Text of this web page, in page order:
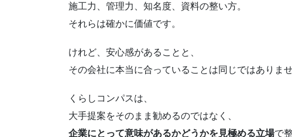
施工力、管理力、知名度、資料の整い方。
それらは確かに価値です。
けれど、安心感があることと、
その会社に本当に合っていることは同じではありませ
くらしコンパスは、
大手提案をそのまま勧めるのではなく、
企業にとって意味があるかどうかを見極める立場で